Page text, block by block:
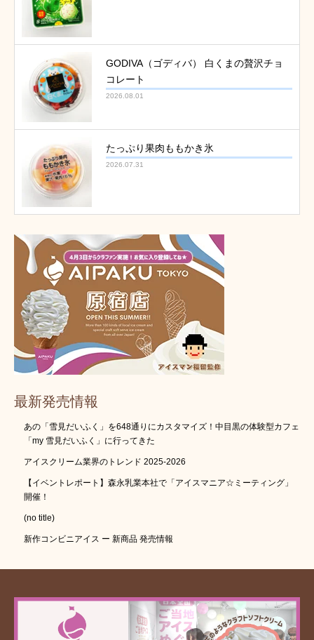
GODIVA（ゴディバ） 白くまの贅沢チョ
コレート
2026.08.01
たっぷり果肉ももかき氷
2026.07.31
最新発売情報
あの「雪見だいふく」を648通りにカスタマイズ！中目黒の体験型カフェ
「my 雪見だいふく」に行ってきた
アイスクリーム業界のトレンド 2025-2026
【イベントレポート】森永乳業本社で「アイスマニア☆ミーティング」
開催！
(no title)
新作コンビニアイス ー 新商品 発売情報